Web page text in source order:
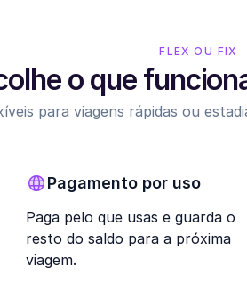
FLEX OU FIX
o que
para viagens rápidas ou
Pagamento por uso
Paga pelo que usas e guarda o
resto do saldo para a próxima
viagem.